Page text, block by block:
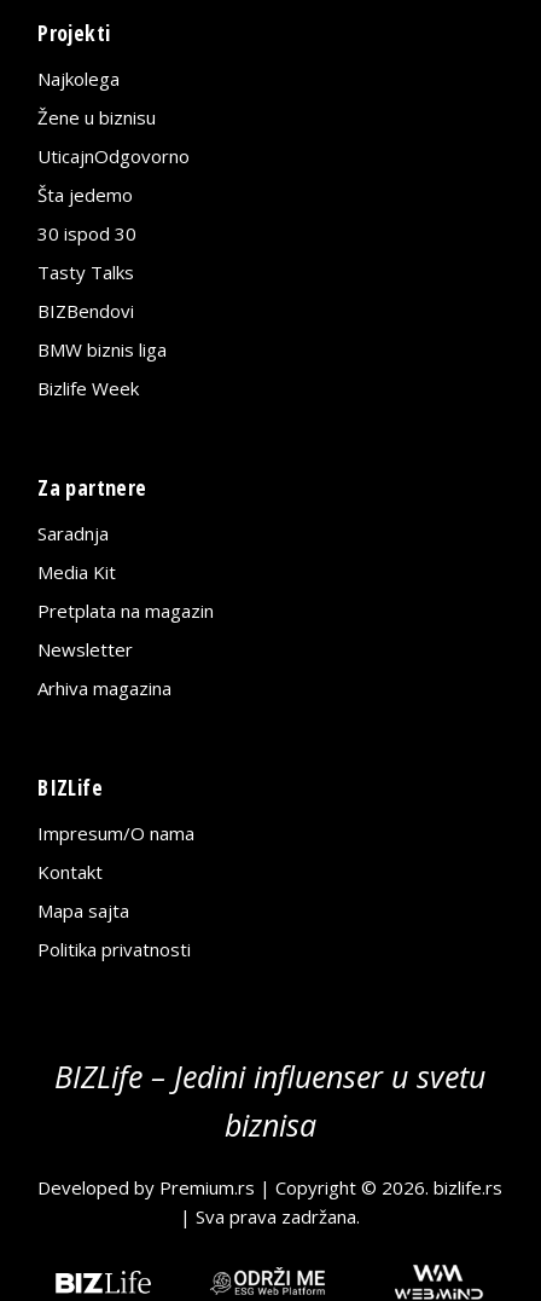
Projekti
Najkolega
Žene u biznisu
UticajnOdgovorno
Šta jedemo
30 ispod 30
Tasty Talks
BIZBendovi
BMW biznis liga
Bizlife Week
Za partnere
Saradnja
Media Kit
Pretplata na magazin
Newsletter
Arhiva magazina
BIZLife
Impresum/O nama
Kontakt
Mapa sajta
Politika privatnosti
BIZLife – Jedini influenser u svetu
biznisa
Developed by Premium.rs | Copyright © 2026.bizlife.rs
| Sva prava zadržana.